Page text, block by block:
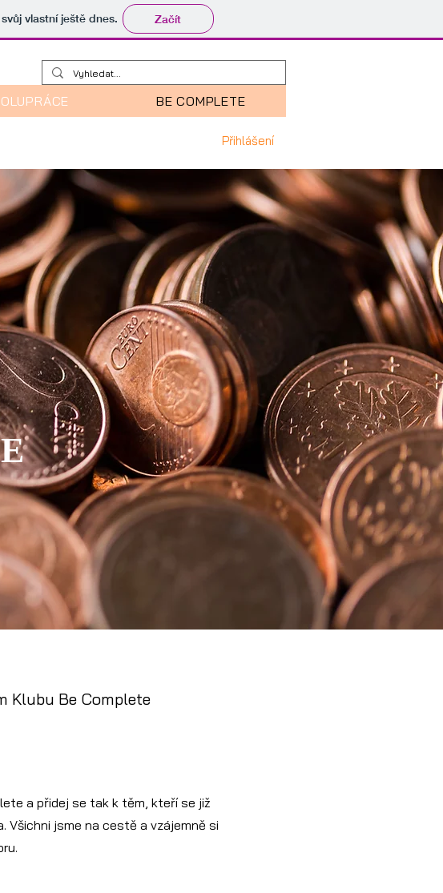
vlastní ještě dnes. Začít
BE COMPLETE
Přihlášení
Klubu Be Complete
a přidej se tak k těm, kteří se již
Všichni jsme na cestě a vzájemně si